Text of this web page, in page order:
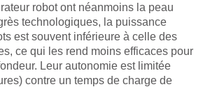
robot ont néanmoins la peau
technologiques, la puissance
est souvent inférieure à celle des
ce qui les rend moins efficaces pour
Leur autonomie est limitée
contre un temps de charge de